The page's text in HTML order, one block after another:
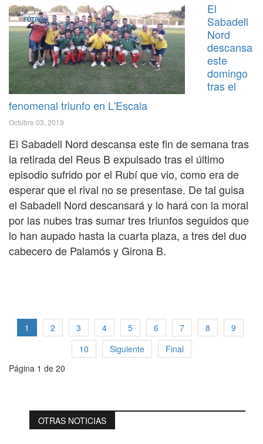
FÚTBOL
El
Sabadell
Nord
descansa
este
domingo
tras el
fenomenal triunfo en L'Escala
Octubre 03, 2019
El Sabadell Nord descansa este fin de semana tras
la retirada del Reus B expulsado tras el último
episodio sufrido por el Rubí que vio, como era de
esperar que el rival no se presentase. De tal guisa
el Sabadell Nord descansará y lo hará con la moral
por las nubes tras sumar tres triunfos seguidos que
lo han aupado hasta la cuarta plaza, a tres del duo
cabecero de Palamós y Girona B.
1 2 3 4 5 6 7 8
9
10
Siguiente
Final
Página 1 de 20
OTRAS NOTICIAS
Sabadell 19 de juny. Un per què diferent